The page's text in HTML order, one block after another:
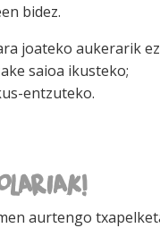
bidez.
joateko aukerarik
saioa ikusteko;
entzuteko.
aurtengo